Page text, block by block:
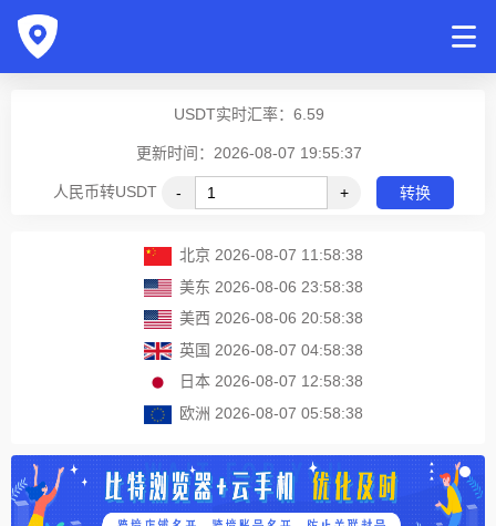
USDT实时汇率： 6.59
更新时间：2026-08-07 19:55:37
人民币转USDT - + 转换
北京 2026-08-07 11:58:38
美东 2026-08-06 23:58:38
美西 2026-08-06 20:58:38
英国 2026-08-07 04:58:38
日本 2026-08-07 12:58:38
欧洲 2026-08-07 05:58:38